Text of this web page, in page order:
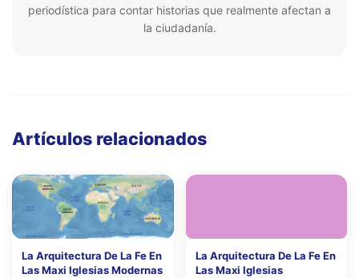
periodística para contar historias que realmente afectan a
la ciudadanía.
Artículos relacionados
La Arquitectura De La Fe En
Las Maxi Iglesias Modernas
La Arquitectura De La Fe En
Las Maxi Iglesias